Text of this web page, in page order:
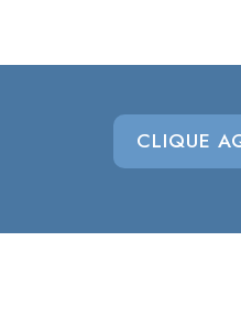
CLIQUE